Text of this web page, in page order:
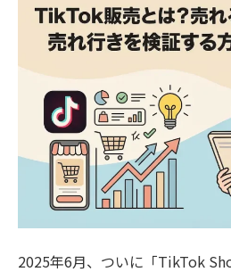
2025年6月、ついに「TikTok